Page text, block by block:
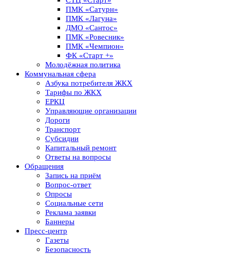
ПМК «Сатурн»
ПМК «Лагуна»
ДМО «Сантос»
ПМК «Ровесник»
ПМК «Чемпион»
ФК «Старт +»
Молодёжная политика
Коммунальная сфера
Азбука потребителя ЖКХ
Тарифы по ЖКХ
ЕРКЦ
Управляющие организации
Дороги
Транспорт
Субсидии
Капитальный ремонт
Ответы на вопросы
Обращения
Запись на приём
Вопрос-ответ
Опросы
Социальные сети
Реклама заявки
Баннеры
Пресс-центр
Газеты
Безопасность